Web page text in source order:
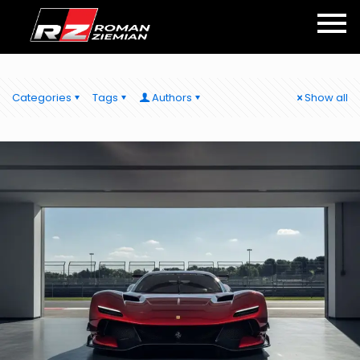
Categories Tags Authors Show all